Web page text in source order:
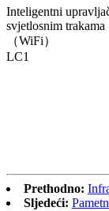
Inteligentni
svjetlosnim trakama
（WiFi）
LC1
Prethodno:
Sljedeći: